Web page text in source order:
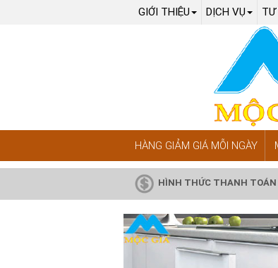
GIỚI THIỆU DỊCH VỤ TƯ
HÀNG GIẢM GIÁ MỖI NGÀY
HÌNH THỨC THANH TOÁN